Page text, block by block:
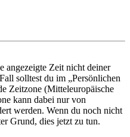
angezeigte Zeit nicht deiner
solltest du im „Persönlichen
Zeitzone (Mitteleuropäische
kann dabei nur von
werden. Wenn du noch nicht
Grund, dies jetzt zu tun.